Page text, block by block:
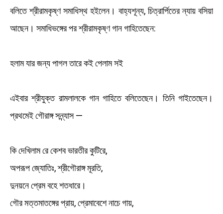
বলিতে শ্রীরামকৃষ্ণ সমাধিস্থ হইলেন। বাহ্যশূন্য, চিত্রার্পিতের ন্যায় বসিয়া
আছেন। সমাধিভঙ্গের পর শ্রীরামকৃষ্ণ গান গাহিতেছেন:
হলাম যার জন্য পাগল তারে কই পেলাম সই
এইবার শ্রীযুক্ত রামলালকে গান গাহিতে বলিতেছেন। তিনি গাইতেছেন।
প্রথমেই গৌরাঙ্গ সন্ন্যাস —
কি দেখিলাম রে কেশব ভারতীর কুটিরে,
অপরূপ জ্যোতিঃ, শ্রীগৌরাঙ্গ মূরতি,
দুনয়নে প্রেম বহে শতধারে।
গৌর মত্তমাতঙ্গের প্রায়, প্রেমাবেশে নাচে গায়,